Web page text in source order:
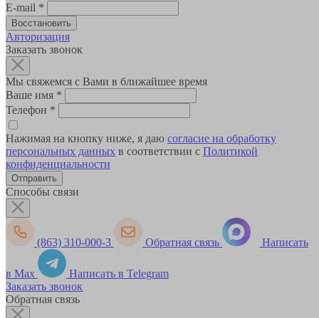
E-mail *
Авторизация
Заказать звонок
Мы свяжемся с Вами в ближайшее время
Ваше имя *
Телефон *
Нажимая на кнопку ниже, я даю согласие на обработку
персональных данных в соответствии с Политикой
конфиденциальности
Способы связи
(863) 310-000-3 Обратная связь Написать
в Max
Написать в Telegram
Заказать звонок
Обратная связь